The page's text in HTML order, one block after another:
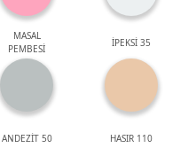
MASAL
PEMBESİ
İPEKSİ 35
ANDEZİT 50 HASIR 110